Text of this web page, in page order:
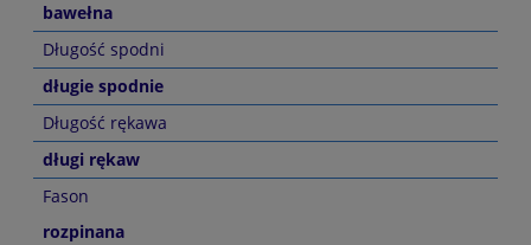
bawełna
Długość spodni
długie spodnie
Długość rękawa
długi rękaw
Fason
rozpinana